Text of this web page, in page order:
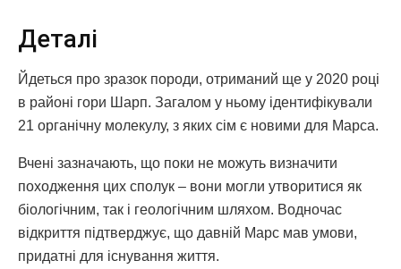
Деталі
Йдеться про зразок породи, отриманий ще у 2020 році
в районі гори Шарп. Загалом у ньому ідентифікували
21 органічну молекулу, з яких сім є новими для Марса.
Вчені зазначають, що поки не можуть визначити
походження цих сполук – вони могли утворитися як
біологічним, так і геологічним шляхом. Водночас
відкриття підтверджує, що давній Марс мав умови,
придатні для існування життя.